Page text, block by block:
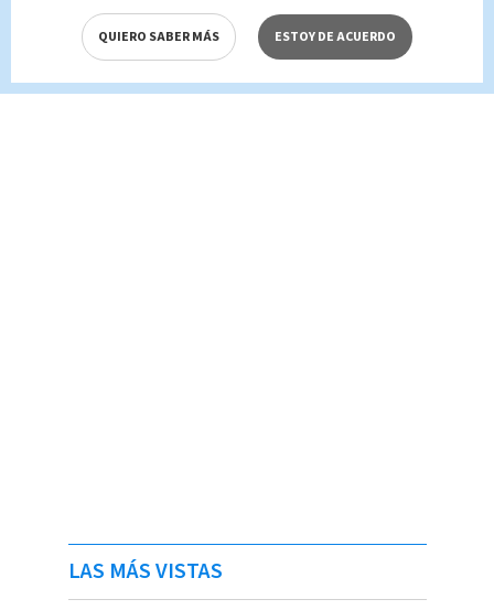
LAS MÁS VISTAS
QUIERO SABER MÁS ESTOY DE ACUERDO